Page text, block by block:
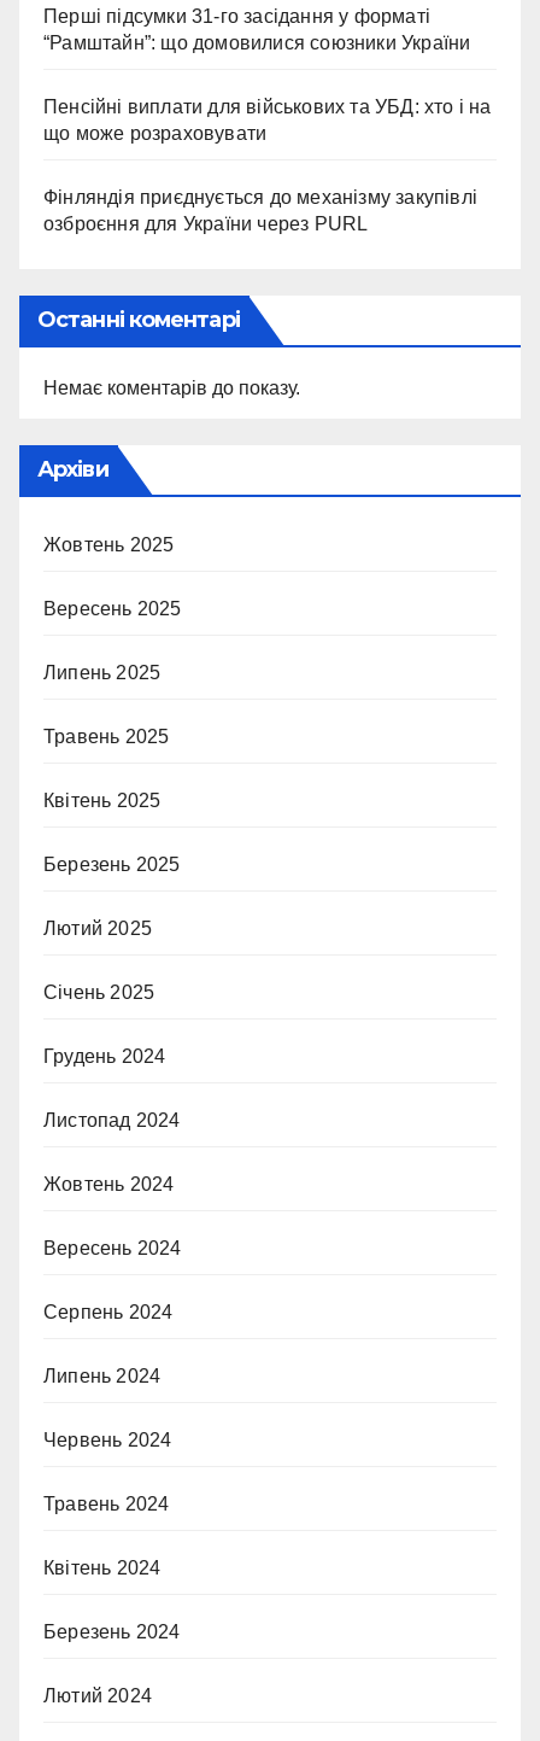
Перші підсумки 31-го засідання у форматі
“Рамштайн”: що домовилися союзники України
Пенсійні виплати для військових та УБД: хто і на
що може розраховувати
Фінляндія приєднується до механізму закупівлі
озброєння для України через PURL
Останні коментарі
Немає коментарів до показу.
Архіви
Жовтень 2025
Вересень 2025
Липень 2025
Травень 2025
Квітень 2025
Березень 2025
Лютий 2025
Січень 2025
Грудень 2024
Листопад 2024
Жовтень 2024
Вересень 2024
Серпень 2024
Липень 2024
Червень 2024
Травень 2024
Квітень 2024
Березень 2024
Лютий 2024